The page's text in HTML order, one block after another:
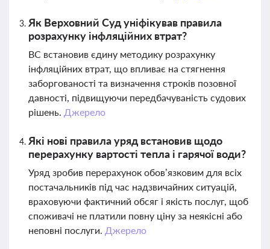
Як Верховний Суд уніфікував правила
розрахунку інфляційних втрат?
ВС встановив єдину методику розрахунку
інфляційних втрат, що впливає на стягнення
заборгованості та визначення строків позовної
давності, підвищуючи передбачуваність судових
рішень. Джерело
Які нові правила уряд встановив щодо
перерахунку вартості тепла і гарячої води?
Уряд зробив перерахунок обов’язковим для всіх
постачальників під час надзвичайних ситуацій,
враховуючи фактичний обсяг і якість послуг, щоб
споживачі не платили повну ціну за неякісні або
неповні послуги. Джерело